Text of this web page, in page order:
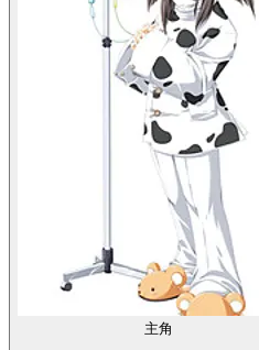
主角